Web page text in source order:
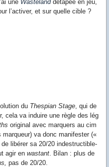
une Wastelanddétapée en jeu,
l’activer, et sur quelle cible ?
du Thespian Stage, qui de
cela va induire une règle des lég
original avec marquers au cim
marqueur) va donc manifester («
libérer sa 20/20 indestructible-
agir en wastant. Bilan : plus de
pas de 20/20.